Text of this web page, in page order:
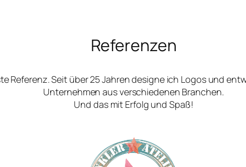
Referenzen
Referenz. Seit über 25 Jahren designe ich Logos und
Unternehmen aus verschiedenen Branchen.
Und das mit Erfolg und Spaß!